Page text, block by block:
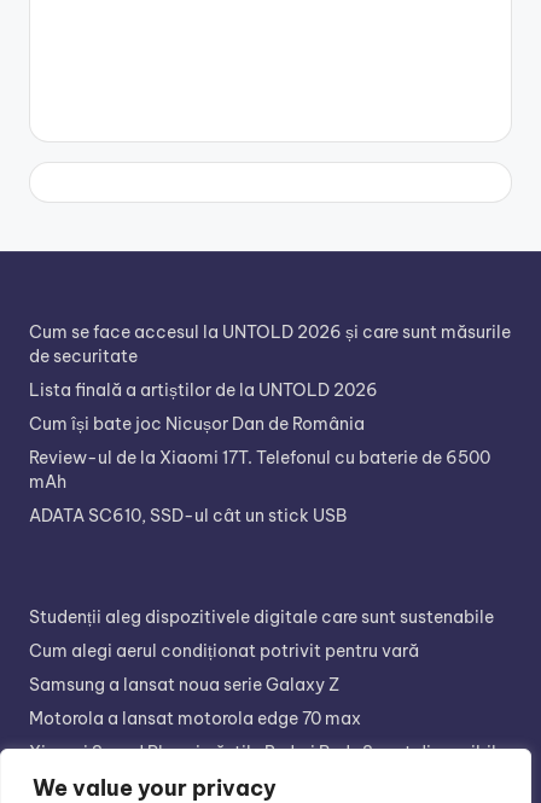
We value your privacy
Cum se face accesul la UNTOLD 2026 și care sunt măsurile
de securitate
Lista finală a artiștilor de la UNTOLD 2026
Cum își bate joc Nicușor Dan de România
Review-ul de la Xiaomi 17T. Telefonul cu baterie de 6500
mAh
ADATA SC610, SSD-ul cât un stick USB
Studenții aleg dispozitivele digitale care sunt sustenabile
Cum alegi aerul condiționat potrivit pentru vară
Samsung a lansat noua serie Galaxy Z
Motorola a lansat motorola edge 70 max
Xiaomi Sound Play și căștile Redmi Buds 8 sunt disponibile
în retail